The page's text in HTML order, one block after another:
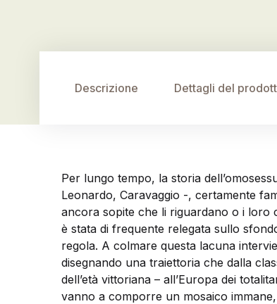
Descrizione Dettagli del
Per lungo tempo, la storia
Leonardo, Caravaggio -, certamente
ancora sopite che li riguardano o i loro
è stata di frequente relegata sullo
regola. A colmare questa lacuna
disegnando una traiettoria che dalla
dell’età vittoriana – all’Europa dei
vanno a comporre un mosaico